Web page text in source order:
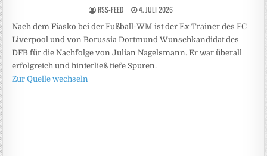
RSS-FEED 4. JULI 2026
Nach dem Fiasko bei der Fußball-WM ist der Ex-Trainer des FC
Liverpool und von Borussia Dortmund Wunschkandidat des
DFB für die Nachfolge von Julian Nagelsmann. Er war überall
erfolgreich und hinterließ tiefe Spuren.
Zur Quelle wechseln